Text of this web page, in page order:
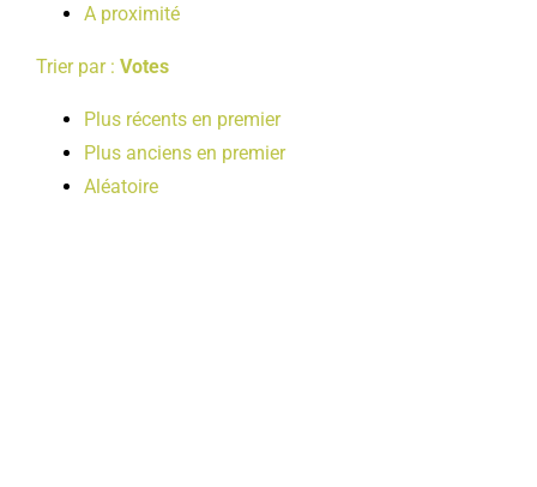
A proximité
Trier par : Votes
Plus récents en premier
Plus anciens en premier
Aléatoire